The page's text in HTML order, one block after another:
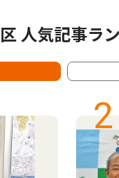
人気記事ラ
2